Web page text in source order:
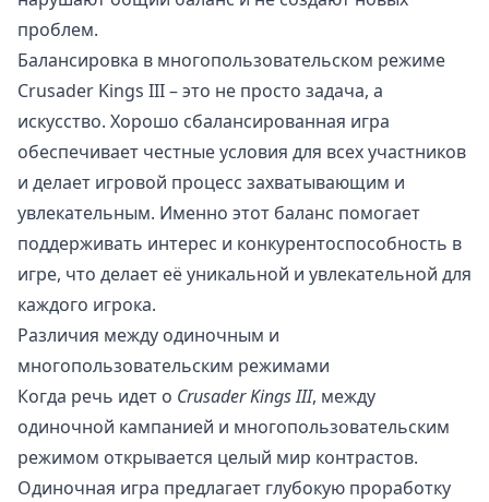
проблем.
Балансировка в многопользовательском режиме
Crusader Kings III – это не просто задача, а
искусство. Хорошо сбалансированная игра
обеспечивает честные условия для всех участников
и делает игровой процесс захватывающим и
увлекательным. Именно этот баланс помогает
поддерживать интерес и конкурентоспособность в
игре, что делает её уникальной и увлекательной для
каждого игрока.
Различия между одиночным и
многопользовательским режимами
Когда речь идет о Crusader Kings III, между
одиночной кампанией и многопользовательским
режимом открывается целый мир контрастов.
Одиночная игра предлагает глубокую проработку